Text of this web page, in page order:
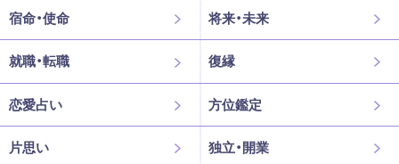
宿命・使命 将来・未来
就職・転職 復縁
恋愛占い 方位鑑定
片思い 独立・開業